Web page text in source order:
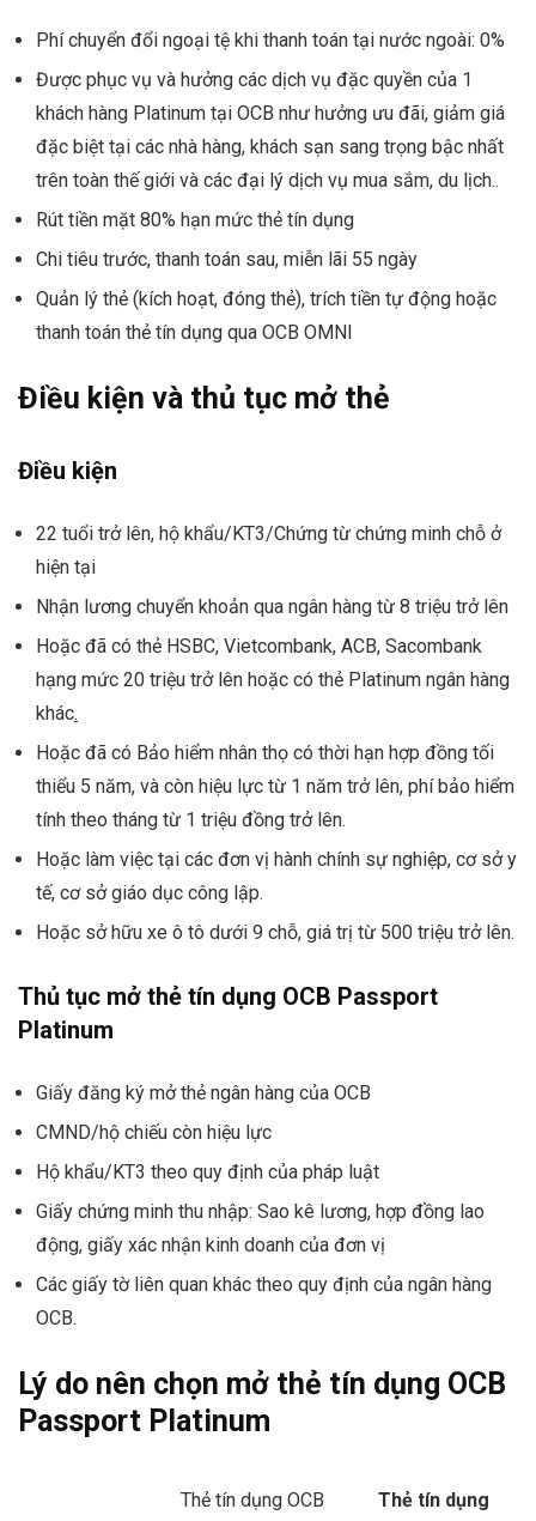
Phí chuyển đổi ngoại tệ khi thanh toán tại nước ngoài: 0%
Được phục vụ và hưởng các dịch vụ đặc quyền của 1
khách hàng Platinum tại OCB như hưởng ưu đãi, giảm giá
đặc biệt tại các nhà hàng, khách sạn sang trọng bậc nhất
trên toàn thế giới và các đại lý dịch vụ mua sắm, du lịch..
Rút tiền mặt 80% hạn mức thẻ tín dụng
Chi tiêu trước, thanh toán sau, miễn lãi 55 ngày
Quản lý thẻ (kích hoạt, đóng thẻ), trích tiền tự động hoặc
thanh toán thẻ tín dụng qua OCB OMNI
Điều kiện và thủ tục mở thẻ
Điều kiện
22 tuổi trở lên, hộ khẩu/KT3/Chứng từ chứng minh chỗ ở
hiện tại
Nhận lương chuyển khoản qua ngân hàng từ 8 triệu trở lên
Hoặc đã có thẻ HSBC, Vietcombank, ACB, Sacombank
hạng mức 20 triệu trở lên hoặc có thẻ Platinum ngân hàng
khác.
Hoặc đã có Bảo hiểm nhân thọ có thời hạn hợp đồng tối
thiểu 5 năm, và còn hiệu lực từ 1 năm trở lên, phí bảo hiểm
tính theo tháng từ 1 triệu đồng trở lên.
Hoặc làm việc tại các đơn vị hành chính sự nghiệp, cơ sở y
tế, cơ sở giáo dục công lập.
Hoặc sở hữu xe ô tô dưới 9 chỗ, giá trị từ 500 triệu trở lên.
Thủ tục mở thẻ tín dụng OCB Passport
Platinum
Giấy đăng ký mở thẻ ngân hàng của OCB
CMND/hộ chiếu còn hiệu lực
Hộ khẩu/KT3 theo quy định của pháp luật
Giấy chứng minh thu nhập: Sao kê lương, hợp đồng lao
động, giấy xác nhận kinh doanh của đơn vị
Các giấy tờ liên quan khác theo quy định của ngân hàng
OCB.
Lý do nên chọn mở thẻ tín dụng OCB
Passport Platinum
Thẻ tín dụng OCB
Thẻ tín dụng